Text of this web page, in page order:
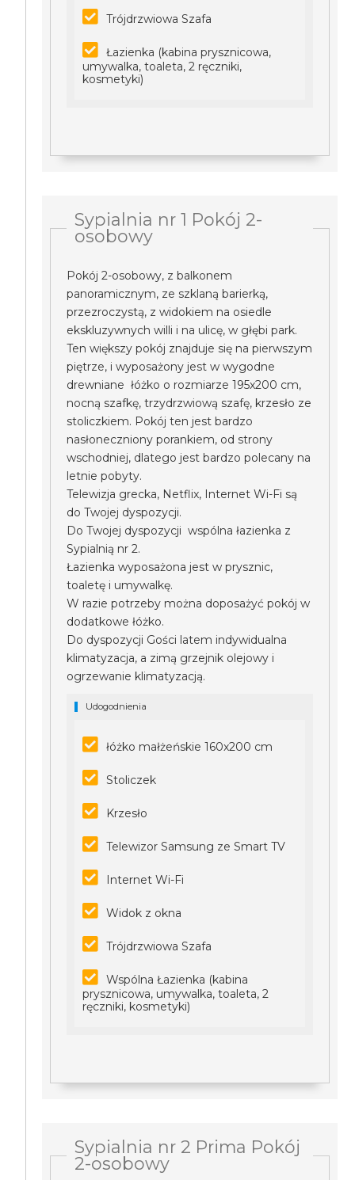
Trójdrzwiowa Szafa
Łazienka (kabina prysznicowa,
umywalka, toaleta, 2 ręczniki,
kosmetyki)
Sypialnia nr 1 Pokój 2-
osobowy
Pokój 2-osobowy, z balkonem
panoramicznym, ze szklaną barierką,
przezroczystą, z widokiem na osiedle
ekskluzywnych willi i na ulicę, w głębi park.
Ten większy pokój znajduje się na pierwszym
piętrze, i wyposażony jest w wygodne
drewniane łóżko o rozmiarze 195x200 cm,
nocną szafkę, trzydrzwiową szafę, krzesło ze
stoliczkiem. Pokój ten jest bardzo
nasłoneczniony porankiem, od strony
wschodniej, dlatego jest bardzo polecany na
letnie pobyty.
Telewizja grecka, Netflix, Internet Wi-Fi są
do Twojej dyspozycji.
Do Twojej dyspozycji wspólna łazienka z
Sypialnią nr 2.
Łazienka wyposażona jest w prysznic,
toaletę i umywalkę.
W razie potrzeby można doposażyć pokój w
dodatkowe łóżko.
Do dyspozycji Gości latem indywidualna
klimatyzacja, a zimą grzejnik olejowy i
ogrzewanie klimatyzacją.
Udogodnienia
łóżko małżeńskie 160x200 cm
Stoliczek
Krzesło
Telewizor Samsung ze Smart TV
Internet Wi-Fi
Widok z okna
Trójdrzwiowa Szafa
Wspólna Łazienka (kabina
prysznicowa, umywalka, toaleta, 2
ręczniki, kosmetyki)
Sypialnia nr 2 Prima Pokój
2-osobowy